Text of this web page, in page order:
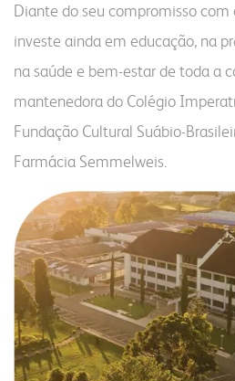
fapa radar
materiais portal da
cooperado trabalhe conosco
Diante do seu compromisso com
investe ainda em educação, na
na saúde e bem-estar de toda a
mantenedora do Colégio
Fundação Cultural Suábio-
Farmácia Semmelweis.